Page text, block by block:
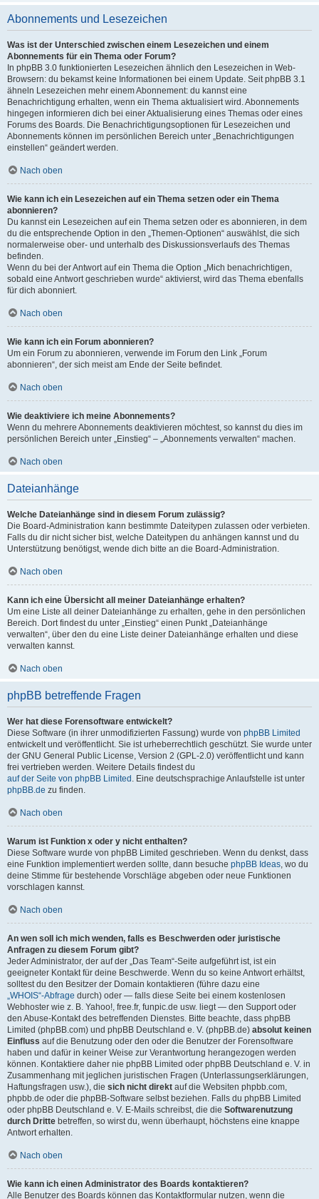
Abonnements und Lesezeichen
Was ist der Unterschied zwischen einem Lesezeichen und einem
Abonnements für ein Thema oder Forum?
In phpBB 3.0 funktionierten Lesezeichen ähnlich den Lesezeichen in Web-
Browsern: du bekamst keine Informationen bei einem Update. Seit phpBB 3.1
ähneln Lesezeichen mehr einem Abonnement: du kannst eine
Benachrichtigung erhalten, wenn ein Thema aktualisiert wird. Abonnements
hingegen informieren dich bei einer Aktualisierung eines Themas oder eines
Forums des Boards. Die Benachrichtigungsoptionen für Lesezeichen und
Abonnements können im persönlichen Bereich unter „Benachrichtigungen
einstellen“ geändert werden.
Nach oben
Wie kann ich ein Lesezeichen auf ein Thema setzen oder ein Thema
abonnieren?
Du kannst ein Lesezeichen auf ein Thema setzen oder es abonnieren, in dem
du die entsprechende Option in den „Themen-Optionen“ auswählst, die sich
normalerweise ober- und unterhalb des Diskussionsverlaufs des Themas
befinden.
Wenn du bei der Antwort auf ein Thema die Option „Mich benachrichtigen,
sobald eine Antwort geschrieben wurde“ aktivierst, wird das Thema ebenfalls
für dich abonniert.
Nach oben
Wie kann ich ein Forum abonnieren?
Um ein Forum zu abonnieren, verwende im Forum den Link „Forum
abonnieren“, der sich meist am Ende der Seite befindet.
Nach oben
Wie deaktiviere ich meine Abonnements?
Wenn du mehrere Abonnements deaktivieren möchtest, so kannst du dies im
persönlichen Bereich unter „Einstieg“ – „Abonnements verwalten“ machen.
Nach oben
Dateianhänge
Welche Dateianhänge sind in diesem Forum zulässig?
Die Board-Administration kann bestimmte Dateitypen zulassen oder verbieten.
Falls du dir nicht sicher bist, welche Dateitypen du anhängen kannst und du
Unterstützung benötigst, wende dich bitte an die Board-Administration.
Nach oben
Kann ich eine Übersicht all meiner Dateianhänge erhalten?
Um eine Liste all deiner Dateianhänge zu erhalten, gehe in den persönlichen
Bereich. Dort findest du unter „Einstieg“ einen Punkt „Dateianhänge
verwalten“, über den du eine Liste deiner Dateianhänge erhalten und diese
verwalten kannst.
Nach oben
phpBB betreffende Fragen
Wer hat diese Forensoftware entwickelt?
Diese Software (in ihrer unmodifizierten Fassung) wurde von phpBB Limited
entwickelt und veröffentlicht. Sie ist urheberrechtlich geschützt. Sie wurde unter
der GNU General Public License, Version 2 (GPL-2.0) veröffentlicht und kann
frei vertrieben werden. Weitere Details findest du
auf der Seite von phpBB Limited . Eine deutschsprachige Anlaufstelle ist unter
phpBB.de zu finden.
Nach oben
Warum ist Funktion x oder y nicht enthalten?
Diese Software wurde von phpBB Limited geschrieben. Wenn du denkst, dass
eine Funktion implementiert werden sollte, dann besuche phpBB Ideas, wo du
deine Stimme für bestehende Vorschläge abgeben oder neue Funktionen
vorschlagen kannst.
Nach oben
An wen soll ich mich wenden, falls es Beschwerden oder juristische
Anfragen zu diesem Forum gibt?
Jeder Administrator, der auf der „Das Team“-Seite aufgeführt ist, ist ein
geeigneter Kontakt für deine Beschwerde. Wenn du so keine Antwort erhältst,
solltest du den Besitzer der Domain kontaktieren (führe dazu eine
„WHOIS“-Abfrage durch) oder — falls diese Seite bei einem kostenlosen
Webhoster wie z. B. Yahoo!, free.fr, funpic.de usw. liegt — den Support oder
den Abuse-Kontakt des betreffenden Dienstes. Bitte beachte, dass phpBB
Limited (phpBB.com) und phpBB Deutschland e. V. (phpBB.de) absolut keinen
Einfluss auf die Benutzung oder den oder die Benutzer der Forensoftware
haben und dafür in keiner Weise zur Verantwortung herangezogen werden
können. Kontaktiere daher nie phpBB Limited oder phpBB Deutschland e. V. in
Zusammenhang mit jeglichen juristischen Fragen (Unterlassungserklärungen,
Haftungsfragen usw.), die sich nicht direkt auf die Websiten phpbb.com,
phpbb.de oder die phpBB-Software selbst beziehen. Falls du phpBB Limited
oder phpBB Deutschland e. V. E-Mails schreibst, die die Softwarenutzung
durch Dritte betreffen, so wirst du, wenn überhaupt, höchstens eine knappe
Antwort erhalten.
Nach oben
Wie kann ich einen Administrator des Boards kontaktieren?
Alle Benutzer des Boards können das Kontaktformular nutzen, wenn die